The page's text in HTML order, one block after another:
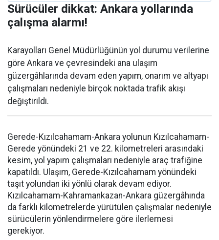
Sürücüler dikkat: Ankara yollarında
çalışma alarmı!
Karayolları Genel Müdürlüğünün yol durumu verilerine
göre Ankara ve çevresindeki ana ulaşım
güzergâhlarında devam eden yapım, onarım ve altyapı
çalışmaları nedeniyle birçok noktada trafik akışı
değiştirildi.
Gerede-Kızılcahamam-Ankara yolunun Kızılcahamam-
Gerede yönündeki 21 ve 22. kilometreleri arasındaki
kesim, yol yapım çalışmaları nedeniyle araç trafiğine
kapatıldı. Ulaşım, Gerede-Kızılcahamam yönündeki
taşıt yolundan iki yönlü olarak devam ediyor.
Kızılcahamam-Kahramankazan-Ankara güzergâhında
da farklı kilometrelerde yürütülen çalışmalar nedeniyle
sürücülerin yönlendirmelere göre ilerlemesi
gerekiyor.